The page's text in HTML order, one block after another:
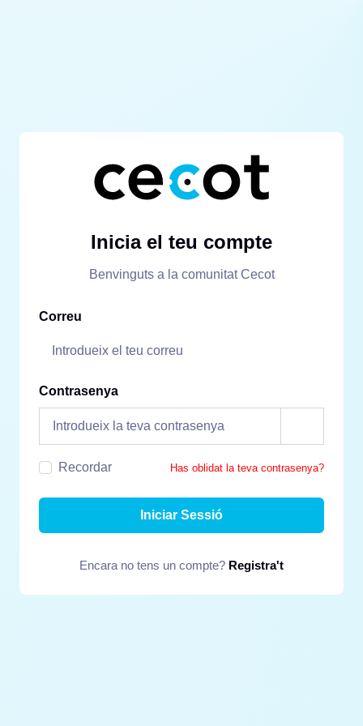
Inicia el teu compte
Benvinguts a la comunitat Cecot
Correu
Contrasenya
Recordar Has oblidat la teva contrasenya?
Iniciar Sessió
Encara no tens un compte? Registra't